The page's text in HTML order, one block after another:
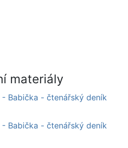
materiály
- Babička - čtenářský deník
- Babička - čtenářský deník